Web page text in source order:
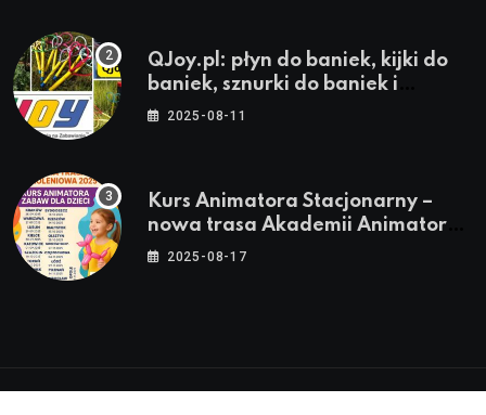
QJoy.pl: płyn do baniek, kijki do
baniek, sznurki do baniek i
zestawy do baniek
2025-08-11
Kurs Animatora Stacjonarny –
nowa trasa Akademii Animatora
– jesień 2025
2025-08-17